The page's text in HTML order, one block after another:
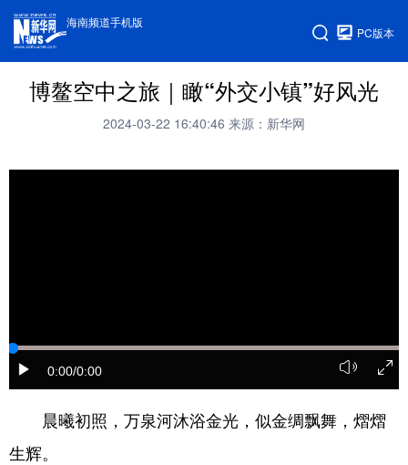
海南频道手机版
PC版本
博鳌空中之旅｜瞰“外交小镇”好风光
2024-03-22 16:40:46 来源：新华网
0:00/0:00
晨曦初照，万泉河沐浴金光，似金绸飘舞，熠熠
生辉。